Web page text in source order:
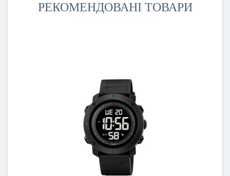
РЕКОМЕНДОВАНІ ТОВАРИ